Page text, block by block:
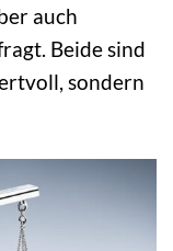
auch
Beide sind
sondern